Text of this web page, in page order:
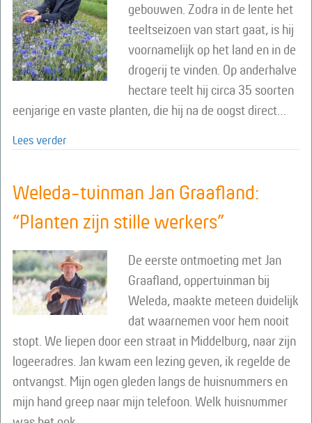
gebouwen. Zodra in de lente het
teeltseizoen van start gaat, is hij
voornamelijk op het land en in de
drogerij te vinden. Op anderhalve
hectare teelt hij circa 35 soorten
eenjarige en vaste planten, die hij na de oogst direct…
Lees verder
Weleda-tuinman Jan Graafland:
“Planten zijn stille werkers”
De eerste ontmoeting met Jan
Graafland, oppertuinman bij
Weleda, maakte meteen duidelijk
dat waarnemen voor hem nooit
stopt. We liepen door een straat in Middelburg, naar zijn
logeeradres. Jan kwam een lezing geven, ik regelde de
ontvangst. Mijn ogen gleden langs de huisnummers en
mijn hand greep naar mijn telefoon. Welk huisnummer